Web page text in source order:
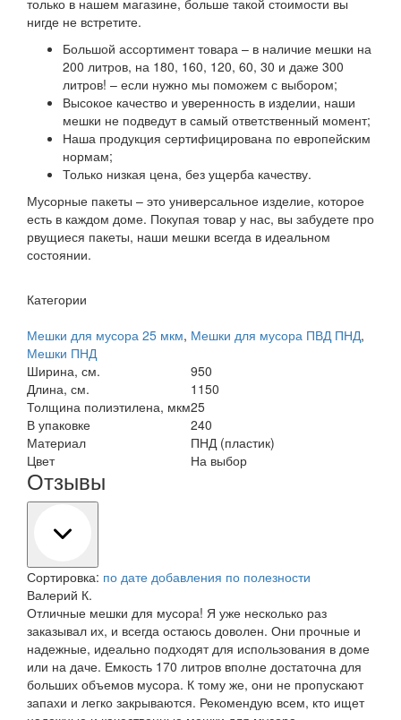
нигде не встретите.
Большой ассортимент товара – в наличие мешки на
200 литров, на 180, 160, 120, 60, 30 и даже 300
литров! – если нужно мы поможем с выбором;
Высокое качество и уверенность в изделии, наши
мешки не подведут в самый ответственный момент;
Наша продукция сертифицирована по европейским
нормам;
Только низкая цена, без ущерба качеству.
Мусорные пакеты – это универсальное изделие, которое
есть в каждом доме. Покупая товар у нас, вы забудете про
рвущиеся пакеты, наши мешки всегда в идеальном
состоянии.
Категории
Мешки для мусора 25 мкм, Мешки для мусора ПВД ПНД,
Мешки ПНД
Ширина, см.
950
Длина, см.
1150
Толщина полиэтилена, мкм25
В упаковке
240
Материал
ПНД (пластик)
Цвет
На выбор
Отзывы
Сортировка: по дате добавления по полезности
Валерий К.
Отличные мешки для мусора! Я уже несколько раз
заказывал их, и всегда остаюсь доволен. Они прочные и
надежные, идеально подходят для использования в доме
или на даче. Емкость 170 литров вполне достаточна для
больших объемов мусора. К тому же, они не пропускают
запахи и легко закрываются. Рекомендую всем, кто ищет